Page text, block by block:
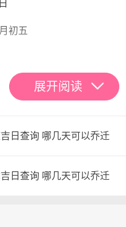
初五
-13点
点
展开阅读
日查询 哪几天可以乔迁
日查询 哪几天可以乔迁